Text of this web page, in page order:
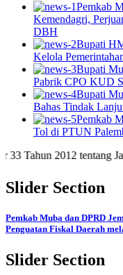
Pemkab
Kemendagri,
DBH
Bupati
Kelola
Bupati
Pabrik CPO KUD
Bupati
Bahas Tindak
Pemkab
Tol di PTUN
2012 tentang
Slider Section
Pemkab Muba dan DPRD
Penguatan Fiskal Daerah
Slider Section